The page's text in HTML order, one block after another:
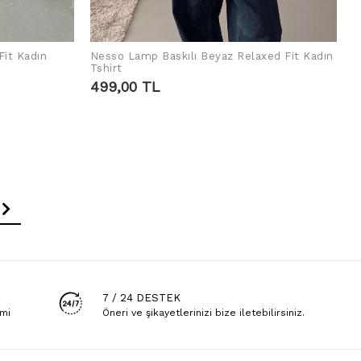
Kadın
SEPETE EKLE
Nesso Lamp Baskılı Beyaz Relaxed Fit Kadın
Tshirt
499,00 TL
7 / 24 DESTEK
Öneri ve şikayetlerinizi bize iletebilirsiniz.